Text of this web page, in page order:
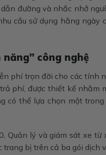
đường và nhắc nhở
cầu sử dụng hằng ngày
năng” công nghệ
phí trọn đời cho các tính
phí, được thiết kế nhằm
có thể lựa chọn một trong
Quản lý và giám sát xe từ
bị trên cả ba gói dịch